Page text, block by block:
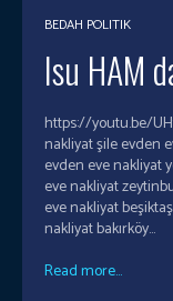
BEDAH POLITIK
Isu HAM
https://youtu.be/UH1ILc4vHok
nakliyat şile evden
evden eve nakliyat
eve nakliyat
eve nakliyat
nakliyat bakırköy...
Read more...